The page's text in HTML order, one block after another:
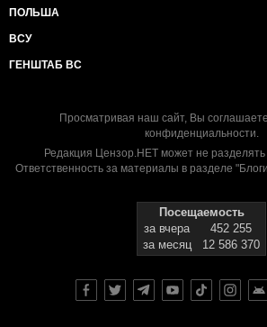
ПОЛЬША
ВСУ
ГЕНШТАБ ВС
Просматривая наш сайт, Вы
конфиденциальности.
Редакция Цензор.НЕТ может не
Ответственность за материалы в разделе
Посещаемость
за вчера
452 255
за месяц
12 586 370